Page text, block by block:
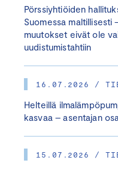
Pörssiyhtiöiden
Suomessa maltillisesti
muutokset eivät ole
uudistumistahtiin
16.07.2026 /
Helteillä
kasvaa – asentajan
15.07.2026 /